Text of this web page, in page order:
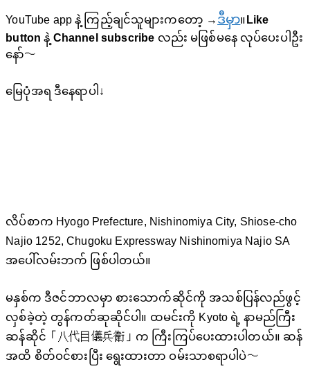
YouTube app နဲ့ ကြည့်ချင်သူများကတော့ →ဒီမှာ။Like
buttonနဲ့Channel subscribeလည်း မဖြစ်မနေ လုပ်ပေးပါဦး
နော်〜
မြေပုံအရ ဒီနေရာပါ↓
လိပ်စာက Hyogo Prefecture, Nishinomiya City, Shiose-cho
Najio 1252, Chugoku Expressway Nishinomiya Najio SA
အပေါ်လမ်းဘက် ဖြစ်ပါတယ်။
မနှစ်က ဒီဇင်ဘာလမှာ စားသောက်ဆိုင်ကို အသစ်ပြန်လည်ဖွင့်
လှစ်ခဲ့တဲ့ တွန်ကတ်ဆုဆိုင်ပါ။ ထမင်းကို Kyoto ရဲ့ နာမည်ကြီး
ဆန်ဆိုင်「八代目儀兵衛」က ကြီးကြပ်ပေးထားပါတယ်။ ဆန်
အထိ စိတ်ဝင်စားပြီး ရွေးထားတာ ဝမ်းသာစရာပါပဲ〜